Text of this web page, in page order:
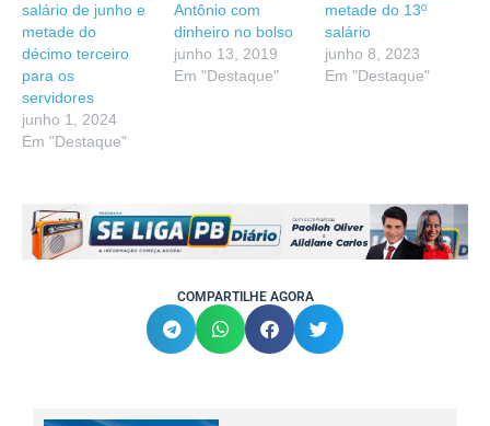
salário de junho e
metade do
décimo terceiro
para os
servidores
junho 1, 2024
Em "Destaque"
Antônio com
dinheiro no bolso
junho 13, 2019
Em "Destaque"
metade do 13º
salário
junho 8, 2023
Em "Destaque"
COMPARTILHE AGORA